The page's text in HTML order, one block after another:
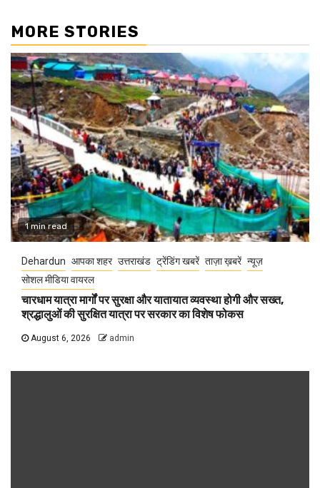
MORE STORIES
1 min read
Dehardun आपका शहर उत्तराखंड ट्रेंडिंग खबरें ताज़ा ख़बरें न्यूज़
सोशल मीडिया वायरल
चारधाम यात्रा मार्गों पर सुरक्षा और यातायात व्यवस्था होगी और सख्त,
श्रद्धालुओं की सुरक्षित यात्रा पर सरकार का विशेष फोकस
August 6, 2026 admin